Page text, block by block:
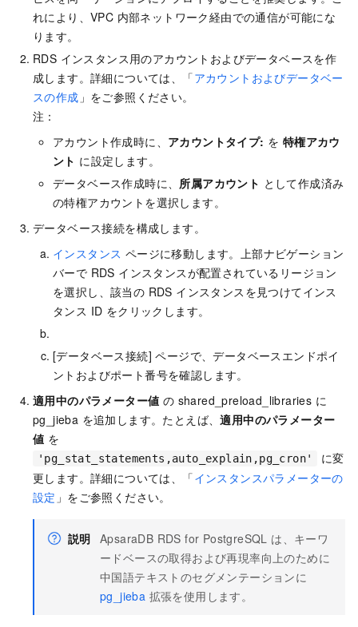
れにより、VPC 内部ネットワーク経由での通信が可能にな
ります。
RDS インスタンス用のアカウントおよびデータベースを作
成します。詳細については、「アカウントおよびデータベー
スの作成 」をご参照ください。
注：
アカウント作成時に、 アカウントタイプ: を 特権アカウ
ント に設定します。
データベース作成時に、 所属アカウント として作成済み
の特権アカウントを選択します。
データベース接続を構成します。
インスタンス ページに移動します。上部ナビゲーション
バーで RDS インスタンスが配置されているリージョン
を選択し、該当の RDS インスタンスを見つけてインス
タンス ID をクリックします。
[データベース接続] ページで、データベースエンドポイ
ントおよびポート番号を確認します。
適用中のパラメーター値 の shared_preload_libraries に
pg_jieba を追加します。たとえば、適用中のパラメーター
値 を
'pg_stat_statements,auto_explain,pg_cron'
に変
更します。詳細については、「インスタンスパラメーターの
設定 」をご参照ください。
説明 ApsaraDB RDS for PostgreSQL は、キーワ
ードベースの取得および再現率向上のために
中国語テキストのセグメンテーションに
pg_jieba 拡張を使用します。